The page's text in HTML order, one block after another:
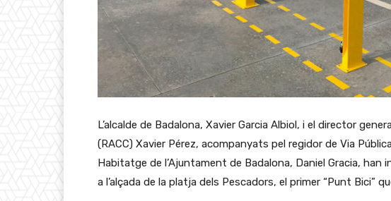
L’alcalde de Badalona, Xavier Garcia Albiol, i el director
(RACC) Xavier Pérez, acompanyats pel regidor de Via
Habitatge de l’Ajuntament de Badalona, Daniel Gracia,
a l’alçada de la platja dels Pescadors, el primer “Punt Bici”